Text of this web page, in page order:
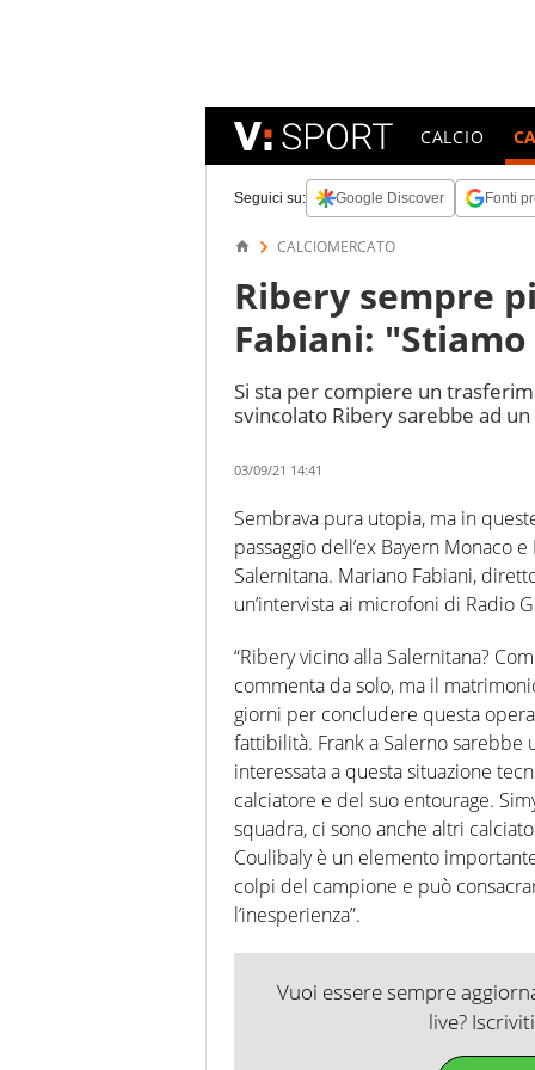
CALCIO
Seguici su: Google Discover Fonti
CALCIOMERCATO
Ribery sempre
Fabiani:
Si sta per compiere un
svincolato Ribery sarebbe ad
03/09/21 14:41
Sembrava pura utopia, ma in
passaggio dell’ex Bayern Monaco
Salernitana. Mariano Fabiani,
un’intervista ai microfoni di Radio
“Ribery vicino alla Salernitana?
commenta da solo, ma il
giorni per concludere questa
fattibilità. Frank a Salerno sarebbe
interessata a questa situazione
calciatore e del suo entourage.
squadra, ci sono anche altri
Coulibaly è un elemento
colpi del campione e può
l’inesperienza”.
Vuoi essere sempre
live?